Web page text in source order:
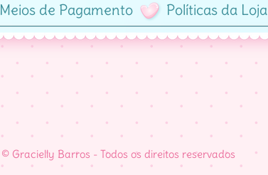
Meios de Pagamento Políticas da Loja
© Gracielly Barros - Todos os direitos reservados